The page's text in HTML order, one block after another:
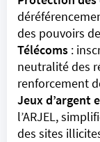
des pouvoirs
Télécoms :
neutralité des
renforcement
Jeux d’argent
l’ARJEL,
des sites